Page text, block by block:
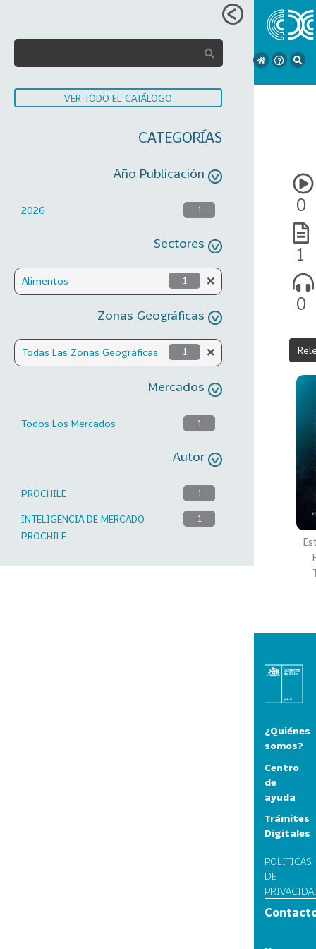
VER TODO EL CATÁLOGO
CATEGORÍAS
Año Publicación
2026 1
Sectores
Alimentos 1
Zonas Geográficas
Todas Las Zonas Geográficas 1
Mercados
Todos Los Mercados 1
Autor
PROCHILE 1
INTELIGENCIA DE MERCADO
PROCHILE
1
0
1
0
¿Quiénes
somos?
Centro
de
ayuda
Trámites
Digitales
POLÍTICAS
DE